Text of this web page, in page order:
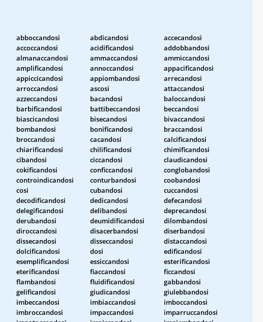
abboccandosi abdicandosi
accecandosi
accoccandosi acidificandosi
addobbandosi
almanaccandosi ammaccandosi
ammiccandosi
amplificandosi annoccandosi
appacificandosi
appiccicandosi appiombandosi
arrecandosi
arroccandosi ascosi
attaccandosi
azzeccandosi bacandosi
baloccandosi
barbificandosi battibeccandosi
beccandosi
biascicandosi bisecandosi
bivaccandosi
bombandosi bonificandosi
braccandosi
broccandosi cacandosi
calcificandosi
chiarificandosi chilificandosi
chimificandosi
cibandosi ciccandosi
claudicandosi
cokificandosi conficcandosi
conglobandosi
controindicandosi conturbandosi
coobandosi
cosi cubandosi
cuccandosi
decodificandosi dedicandosi
defecandosi
delegificandosi delibandosi
deprecandosi
derubandosi deumidificandosi
dilombandosi
diroccandosi disacerbandosi
diserbandosi
dissecandosi disseccandosi
distaccandosi
dolcificandosi dosi
edificandosi
esemplificandosi essiccandosi
esterificandosi
eterificandosi fiaccandosi
ficcandosi
flambandosi fluidificandosi
gabbandosi
gelificandosi giudicandosi
giulebbandosi
imbeccandosi imbiaccandosi
imboccandosi
imbroccandosi impaccandosi
imparruccandosi